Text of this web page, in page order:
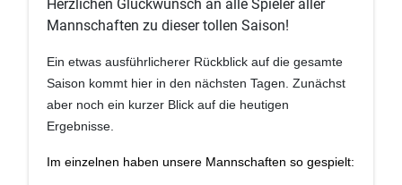
Herzlichen Glückwunsch an alle Spieler aller
Mannschaften zu dieser tollen Saison!
Ein etwas ausführlicherer Rückblick auf die gesamte
Saison kommt hier in den nächsten Tagen. Zunächst
aber noch ein kurzer Blick auf die heutigen
Ergebnisse.
Im einzelnen haben unsere Mannschaften so gespielt: